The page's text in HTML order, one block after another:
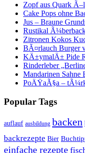
Zopf aus Quark
Cake Pops ohne
Jus – Braune
Rustikal
Zitronen Kokos
BÃ¤rlauch Burger
KÄ±ymalÄ± Pide
Rinderleber
Mandarinen Sahne
PoÄŸaÃ§a –
Popular Tags
auflauf ausbildung backen
backrezepte Bier
einfache rezepte